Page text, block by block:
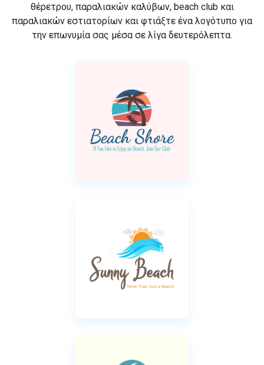
θέρετρου, παραλιακών καλύβων, beach club και
παραλιακών εστιατορίων και φτιάξτε ένα λογότυπο για
την επωνυμία σας μέσα σε λίγα δευτερόλεπτα.